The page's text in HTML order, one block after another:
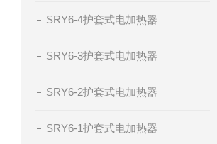
SRY6-4护套式电加热器
SRY6-3护套式电加热器
SRY6-2护套式电加热器
SRY6-1护套式电加热器